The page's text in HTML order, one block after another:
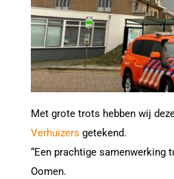
Met grote trots hebben wij
Verhuizers getekend.
“Een prachtige samenwerking
Oomen.